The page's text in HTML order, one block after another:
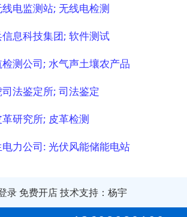
电监测站; 无线电检测
息科技集团; 软件测试
测公司; 水气声土壤农产品
法鉴定所; 司法鉴定
研究所; 皮革检测
力公司: 光伏风能储能电站
录 免费开店技术支持：杨宇